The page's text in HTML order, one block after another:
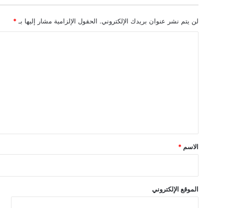
لن يتم نشر عنوان بريدك الإلكتروني. الحقول الإلزامية مشار إليها بـ*
*
الاسم *
الموقع الإلكتروني